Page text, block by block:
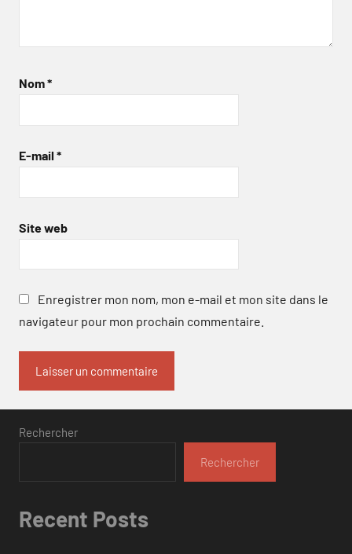
Nom*
E-mail *
Site web
Enregistrer mon nom, mon e-mail et mon site dans le
navigateur pour mon prochain commentaire.
Rechercher
Rechercher
Recent Posts